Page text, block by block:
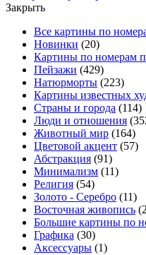
Опции
выбрать
на
странице
товара.
Закрыть
Все картины по
Новинки (20)
Картины по номерам
Пейзажи (429)
Натюрморты (223)
Картины известных
Страны и города (114)
Люди и отношения
Животный мир (164)
Цветовой акцент (57)
Абстракция (91)
Минимализм (11)
Религия (54)
Золото - Серебро (11)
Восточная живопись
Большие картины по
Графика (30)
Аксессуары (1)